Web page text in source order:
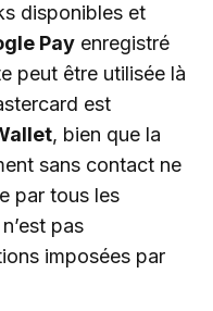
disponibles et
Pay enregistré
peut être utilisée là
est
, bien que la
sans contact ne
par tous les
n’est pas
imposées par